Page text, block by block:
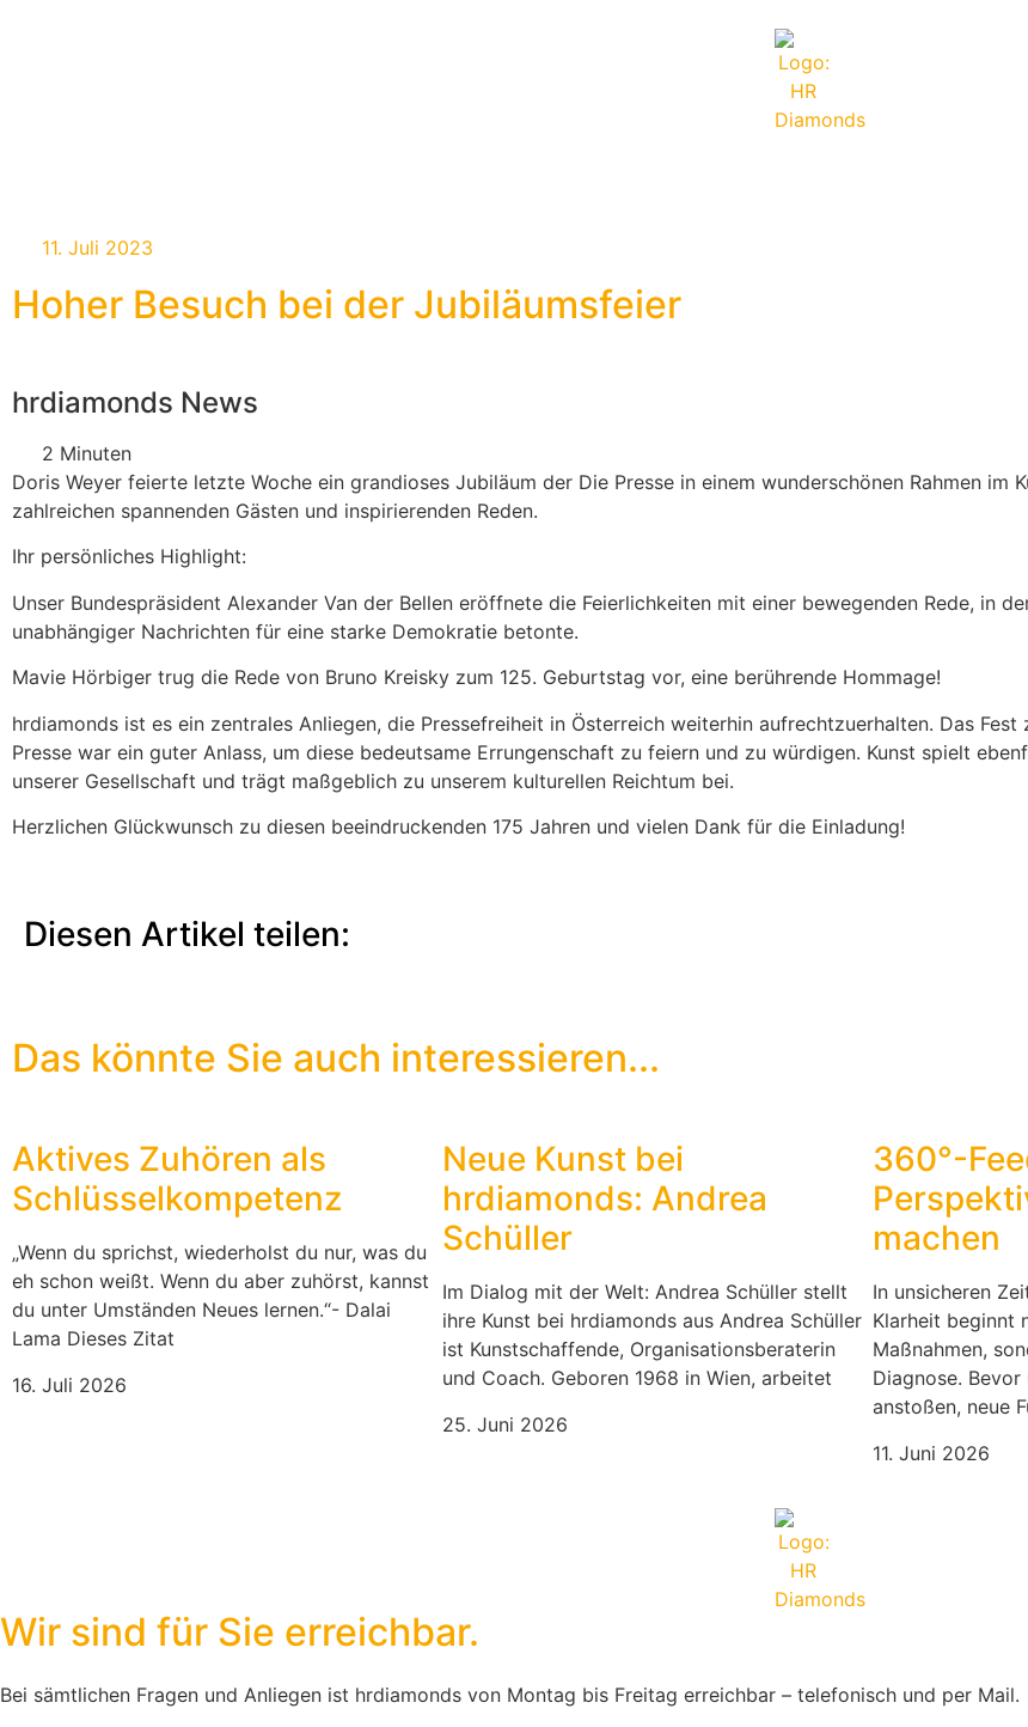
11. Juli 2023
Hoher Besuch bei der Jubiläumsfeier
hrdiamonds News
2 Minuten
Doris Weyer feierte letzte Woche ein grandioses Jubiläum der Die Presse in einem wunderschönen Rahmen im
zahlreichen spannenden Gästen und inspirierenden Reden.
Ihr persönliches Highlight:
Unser Bundespräsident Alexander Van der Bellen eröffnete die Feierlichkeiten mit einer bewegenden Rede, in
unabhängiger Nachrichten für eine starke Demokratie betonte.
Mavie Hörbiger trug die Rede von Bruno Kreisky zum 125. Geburtstag vor, eine berührende Hommage!
hrdiamonds ist es ein zentrales Anliegen, die Pressefreiheit in Österreich weiterhin aufrechtzuerhalten. Das Fest
Presse war ein guter Anlass, um diese bedeutsame Errungenschaft zu feiern und zu würdigen. Kunst spielt
unserer Gesellschaft und trägt maßgeblich zu unserem kulturellen Reichtum bei.
Herzlichen Glückwunsch zu diesen beeindruckenden 175 Jahren und vielen Dank für die Einladung!
Diesen Artikel teilen:
Das könnte Sie auch interessieren...
Aktives Zuhören als
Schlüsselkompetenz
„Wenn du sprichst, wiederholst du nur, was du
eh schon weißt. Wenn du aber zuhörst, kannst
du unter Umständen Neues lernen.“- Dalai
Lama Dieses Zitat
16. Juli 2026
Neue Kunst bei
hrdiamonds: Andrea
Schüller
Im Dialog mit der Welt: Andrea Schüller stellt
ihre Kunst bei hrdiamonds aus Andrea Schüller
ist Kunstschaffende, Organisationsberaterin
und Coach. Geboren 1968 in Wien, arbeitet
25. Juni 2026
360°-
machen
In unsicheren
Klarheit beginnt
Maßnahmen,
Diagnose.
anstoßen, neue
11. Juni 2026
Wir sind für Sie erreichbar.
Bei sämtlichen Fragen und Anliegen ist hrdiamonds von Montag bis Freitag erreichbar – telefonisch und per Mail.